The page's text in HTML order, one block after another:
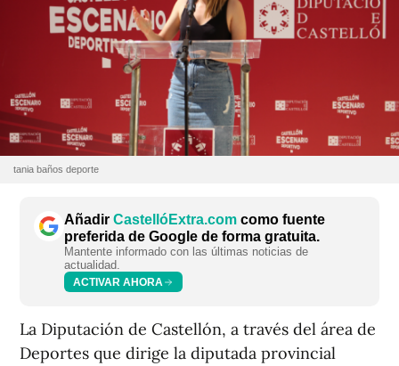
tania baños deporte
Añadir CastellóExtra.com como fuente
preferida de Google de forma gratuita.
Mantente informado con las últimas noticias de
actualidad.
ACTIVAR AHORA
La Diputación de Castellón, a través del área de
Deportes que dirige la diputada provincial